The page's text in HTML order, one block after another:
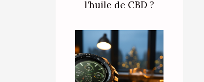
l’huile de CBD ?